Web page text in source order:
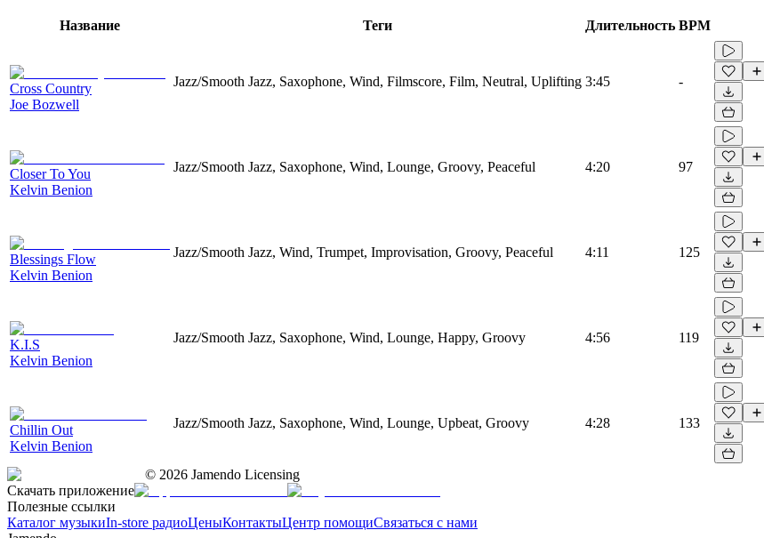
Название Теги Длительность BPM
Cross Country
Joe Bozwell
Jazz/Smooth Jazz, Saxophone, Wind, Filmscore, Film, Neutral, Uplifting 3:45 -
Closer To You
Kelvin Benion
Jazz/Smooth Jazz, Saxophone, Wind, Lounge, Groovy, Peaceful 4:20 97
Blessings Flow
Kelvin Benion
Jazz/Smooth Jazz, Wind, Trumpet, Improvisation, Groovy, Peaceful 4:11 125
K.I.S
Kelvin Benion
Jazz/Smooth Jazz, Saxophone, Wind, Lounge, Happy, Groovy 4:56 119
Chillin Out
Kelvin Benion
Jazz/Smooth Jazz, Saxophone, Wind, Lounge, Upbeat, Groovy 4:28 133
© 2026 Jamendo Licensing
Скачать приложение
Полезные ссылки
Каталог музыкиIn-store радиоЦеныКонтактыЦентр помощиСвязаться с нами